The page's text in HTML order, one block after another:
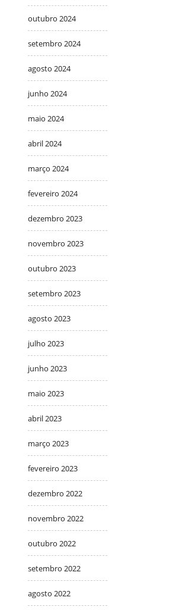
outubro 2024
setembro 2024
agosto 2024
junho 2024
maio 2024
abril 2024
março 2024
fevereiro 2024
dezembro 2023
novembro 2023
outubro 2023
setembro 2023
agosto 2023
julho 2023
junho 2023
maio 2023
abril 2023
março 2023
fevereiro 2023
dezembro 2022
novembro 2022
outubro 2022
setembro 2022
agosto 2022